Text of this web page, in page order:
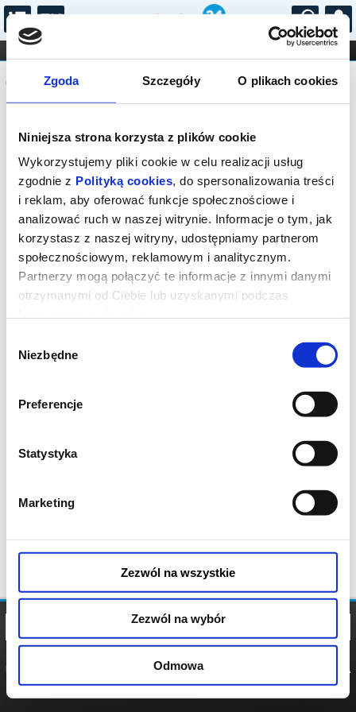
Zgoda Szczegóły O plikach cookies
Niniejsza strona korzysta z plików cookie
Wykorzystujemy pliki cookie w celu realizacji usług
zgodnie z Polityką cookies, do spersonalizowania treści
i reklam, aby oferować funkcje społecznościowe i
analizować ruch w naszej witrynie. Informacje o tym, jak
korzystasz z naszej witryny, udostępniamy partnerom
społecznościowym, reklamowym i analitycznym.
Partnerzy mogą połączyć te informacje z innymi danymi
otrzymanymi od Ciebie lub uzyskanymi podczas
zgody
Niezbędne
Preferencje
Statystyka
Marketing
Zezwól na wszystkie
Zezwól na wybór
Odmowa
...
FILHARMONIA OPERA I BALET
STAND-UP
DLA DZIECI
Komunikat
Sprzedaż biletów on-line na wydarzenie
została zakończona.
POLITYKA
POLITYKA